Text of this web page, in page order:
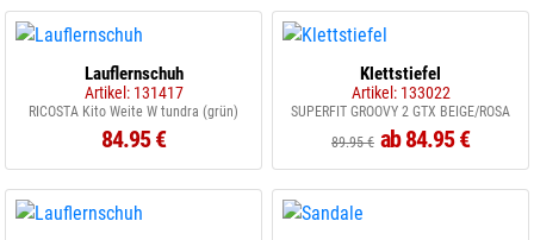
Lauflernschuh
Artikel: 131417
RICOSTA Kito Weite W tundra (grün)
84.95 €
Klettstiefel
Artikel: 133022
SUPERFIT GROOVY 2 GTX BEIGE/ROSA
89.95 € ab 84.95 €